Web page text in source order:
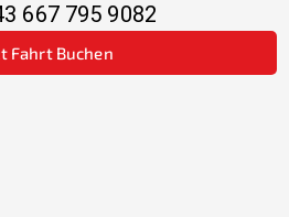
667 795 9082
Fahrt Buchen